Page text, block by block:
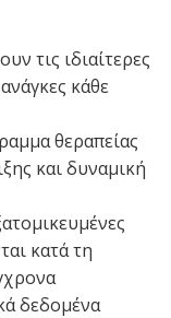
τις ιδιαίτερες
κάθε
θεραπείας
και δυναμική
κατά τη
δεδομένα